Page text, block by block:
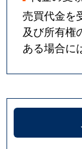
売買代金を
及び所有権
ある場合に